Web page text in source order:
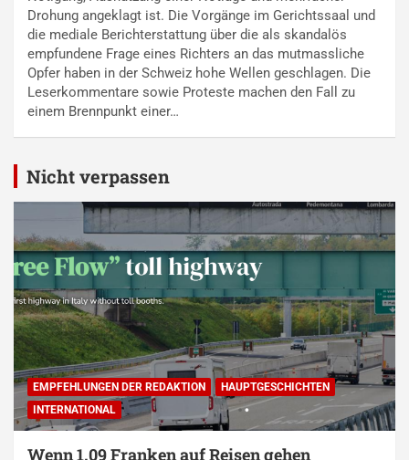
Drohung angeklagt ist. Die Vorgänge im Gerichtssaal und
die mediale Berichterstattung über die als skandalös
empfundene Frage eines Richters an das mutmassliche
Opfer haben in der Schweiz hohe Wellen geschlagen. Die
Leserkommentare sowie Proteste machen den Fall zu
einem Brennpunkt einer…
Nicht verpassen
EMPFEHLUNGEN DER REDAKTION
HAUPTGESCHICHTEN
INTERNATIONAL
Wenn 1.09 Franken auf Reisen gehen